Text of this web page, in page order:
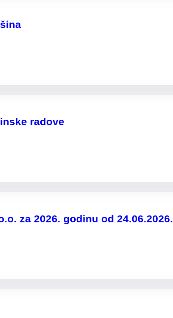
radove
za 2026. godinu od 24.06.2026.